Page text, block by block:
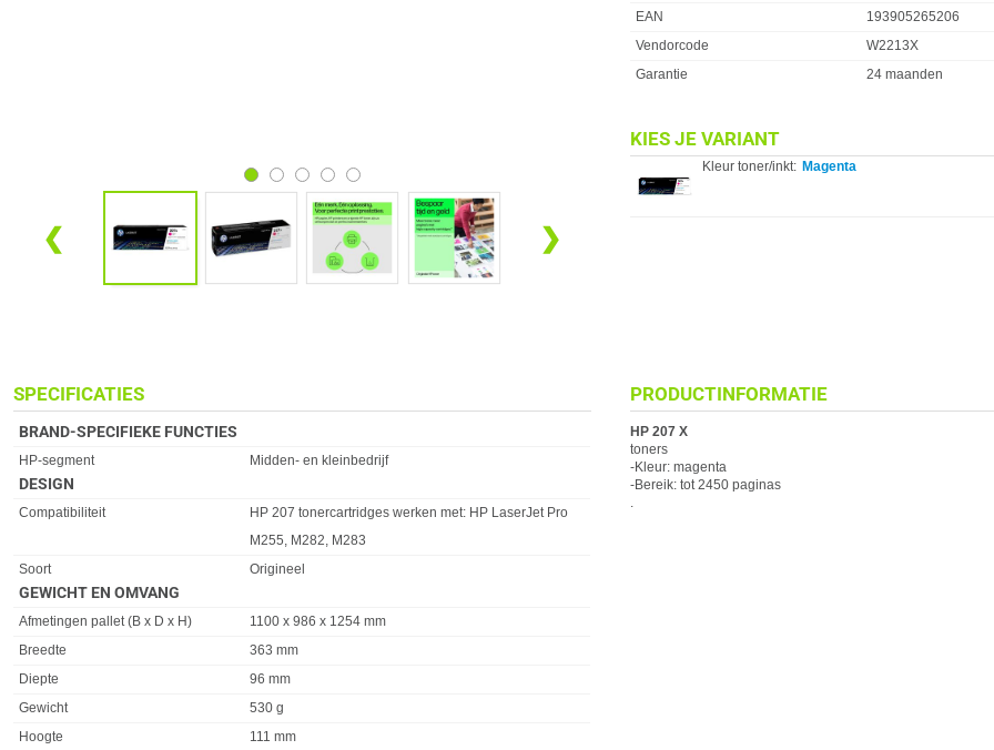
❮ ❯
EAN
193905265206
Vendorcode
W2213X
Garantie
24 maanden
KIES JE VARIANT
Kleur toner/inkt: Magenta
SPECIFICATIES
BRAND-SPECIFIEKE FUNCTIES
Eigenschap
HP-segment Midden- en kleinbedrijf
DESIGN
Eigenschap Waarde
Compatibiliteit
HP 207 tonercartridges werken met: HP LaserJet Pro
M255, M282, M283
Soort
Origineel
GEWICHT EN OMVANG
Eigenschap Waarde
Afmetingen pallet (B x D x H)
1100 x 986 x 1254 mm
Breedte
363 mm
Diepte
96 mm
Gewicht
530 g
Hoogte
111 mm
PRODUCTINFORMATIE
HP207 X
toners
-Kleur: magenta
-Bereik: tot 2450 paginas
.